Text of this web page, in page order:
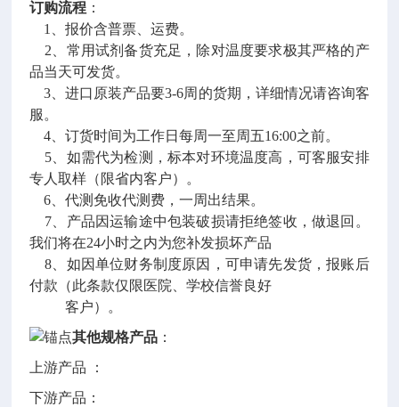
订购流程 ：
1、报价含普票、运费。
2、常用试剂备货充足，除对温度要求极其严格的产
品当天可发货。
3、进口原装产品要3-6周的货期，详细情况请咨询客
服。
4、订货时间为工作日每周一至周五16:00之前。
5、如需代为检测，标本对环境温度高，可客服安排
专人取样（限省内客户）。
6、代测免收代测费，一周出结果。
7、产品因运输途中包装破损请拒绝签收，做退回。
我们将在24小时之内为您补发损坏产品
8、如因单位财务制度原因，可申请先发货，报账后
付款（此条款仅限医院、学校信誉良好
客户）。
其他规格产品 ：
上游产品 ：
下游产品：